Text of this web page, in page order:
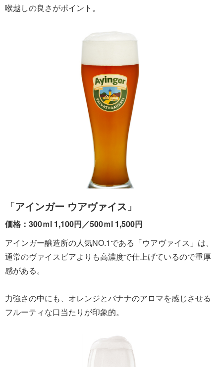
喉越しの良さがポイント。
「アインガー ウアヴァイス」
価格：300ｍl 1,100円／500ｍl 1,500円
アインガー醸造所の人気NO.1である「ウアヴァイス」は、
通常のヴァイスビアよりも高濃度で仕上げているので重厚
感がある。
力強さの中にも、オレンジとバナナのアロマを感じさせる
フルーティな口当たりが印象的。